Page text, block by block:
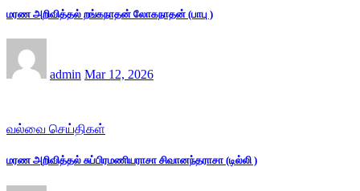
மரண அறிவித்தல் றங்கநாதன் லோகநாதன் (பாபு )
admin Mar 12, 2026
வல்வை செய்திகள்
மரண அறிவித்தல் சுப்பிரமணியராசா சிவானந்தராசா (டில்லி )